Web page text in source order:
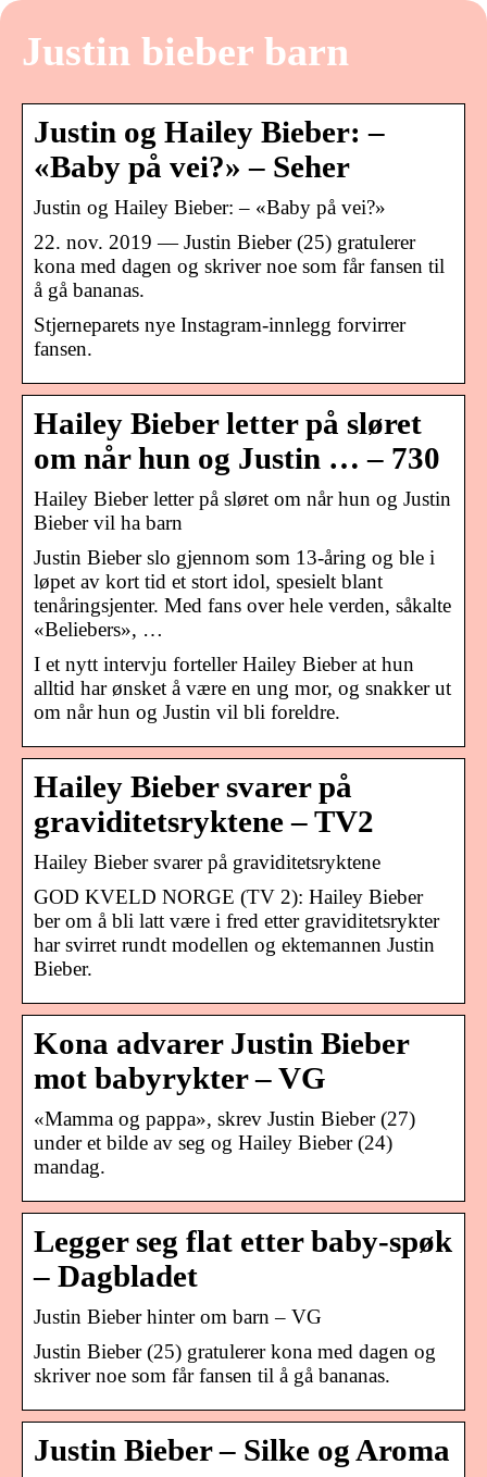
Justin bieber barn
Justin og Hailey Bieber: –
«Baby på vei?» – Seher
Justin og Hailey Bieber: – «Baby på vei?»
22. nov. 2019 — Justin Bieber (25) gratulerer
kona med dagen og skriver noe som får fansen til
å gå bananas.
Stjerneparets nye Instagram-innlegg forvirrer
fansen.
Hailey Bieber letter på sløret
om når hun og Justin … – 730
Hailey Bieber letter på sløret om når hun og Justin
Bieber vil ha barn
Justin Bieber slo gjennom som 13-åring og ble i
løpet av kort tid et stort idol, spesielt blant
tenåringsjenter. Med fans over hele verden, såkalte
«Beliebers», …
I et nytt intervju forteller Hailey Bieber at hun
alltid har ønsket å være en ung mor, og snakker ut
om når hun og Justin vil bli foreldre.
Hailey Bieber svarer på
graviditetsryktene – TV2
Hailey Bieber svarer på graviditetsryktene
GOD KVELD NORGE (TV 2): Hailey Bieber
ber om å bli latt være i fred etter graviditetsrykter
har svirret rundt modellen og ektemannen Justin
Bieber.
Kona advarer Justin Bieber
mot babyrykter – VG
«Mamma og pappa», skrev Justin Bieber (27)
under et bilde av seg og Hailey Bieber (24)
mandag.
Legger seg flat etter baby-spøk
– Dagbladet
Justin Bieber hinter om barn – VG
Justin Bieber (25) gratulerer kona med dagen og
skriver noe som får fansen til å gå bananas.
Justin Bieber – Silke og Aroma